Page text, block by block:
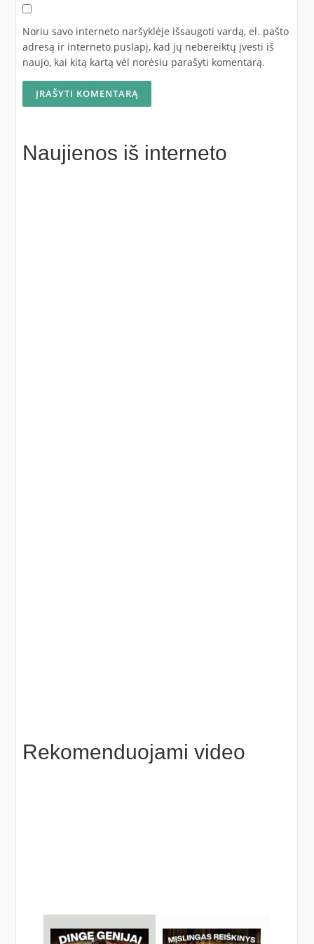
Noriu savo interneto naršyklėje išsaugoti vardą, el. pašto
adresą ir interneto puslapį, kad jų nebereiktų įvesti iš
naujo, kai kitą kartą vėl norėsiu parašyti komentarą.
Naujienos iš interneto
Rekomenduojami video